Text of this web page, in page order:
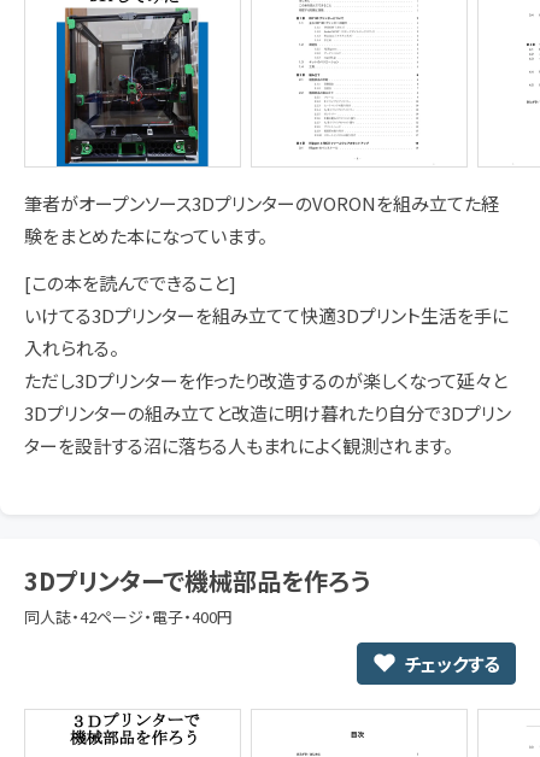
筆者がオープンソース3DプリンターのVORONを組み立てた経
験をまとめた本になっています。
[この本を読んでできること]
いけてる3Dプリンターを組み立てて快適3Dプリント生活を手に
入れられる。
ただし3Dプリンターを作ったり改造するのが楽しくなって延々と
3Dプリンターの組み立てと改造に明け暮れたり自分で3Dプリン
ターを設計する沼に落ちる人もまれによく観測されます。
3Dプリンターで機械部品を作ろう
同人誌・42ページ・電子・400円
チェックする